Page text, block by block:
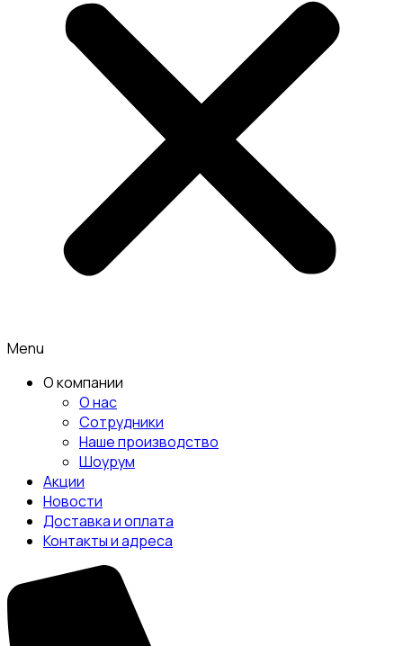
Menu
О компании
О нас
Сотрудники
Наше производство
Шоурум
Акции
Новости
Доставка и оплата
Контакты и адреса